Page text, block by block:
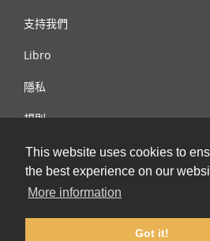
This website uses cookies to
the best experience on our
More information
Got it!
支持我們
Libro
隱私
規則
連絡我們